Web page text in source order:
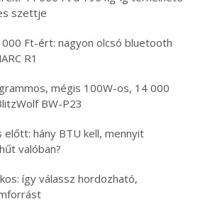
szettje
Ft-ért: nagyon olcsó bluetooth
R1
mégis 100W-os, 14 000
BW-P23
előtt: hány BTU kell, mennyit
valóban?
így válassz hordozható,